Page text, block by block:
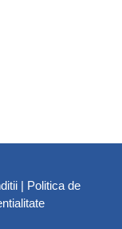
| Politica de